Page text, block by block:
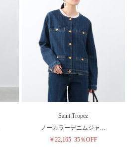
Saint Tropez
ノーカラーデニムジャ…
￥22,165 35％OFF